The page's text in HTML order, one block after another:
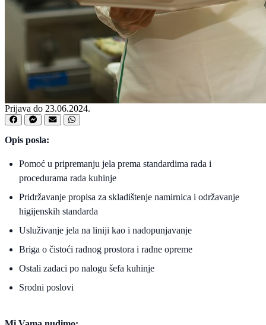
Prijava do 23.06.2024.
Opis posla:
Pomoć u pripremanju jela prema standardima rada i
procedurama rada kuhinje
Pridržavanje propisa za skladištenje namirnica i održavanje
higijenskih standarda
Usluživanje jela na liniji kao i nadopunjavanje
Briga o čistoći radnog prostora i radne opreme
Ostali zadaci po nalogu šefa kuhinje
Srodni poslovi